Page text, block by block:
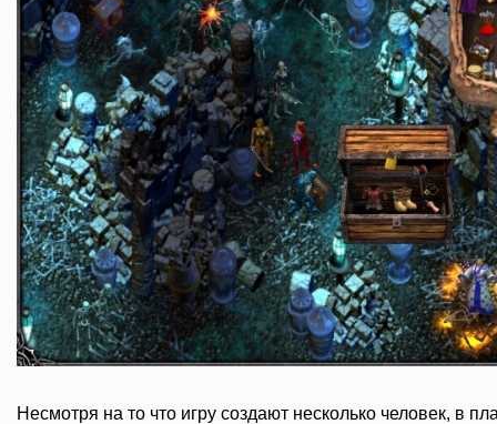
Несмотря на то что игру создают несколько человек, в